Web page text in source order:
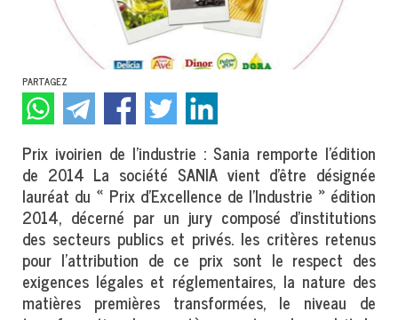
PARTAGEZ
Prix ivoirien de l’industrie : Sania remporte l’édition
de 2014 La société SANIA vient d’être désignée
lauréat du « Prix d’Excellence de l’Industrie » édition
2014, décerné par un jury composé d’institutions
des secteurs publics et privés. les critères retenus
pour l’attribution de ce prix sont le respect des
exigences légales et réglementaires, la nature des
matières premières transformées, le niveau de